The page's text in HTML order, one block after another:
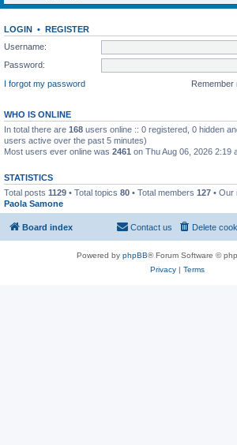
LOGIN • REGISTER
Username:
Password:
I forgot my password
Remember
WHO IS ONLINE
In total there are 168 users online :: 0 registered, 0 hidden
users active over the past 5 minutes)
Most users ever online was 2461 on Thu Aug 06, 2026 2:19
STATISTICS
Total posts 1129 • Total topics 80 • Total members 127 • Our
Paola Samone
Board index Delete
Contact us
Powered by phpBB® Forum Software ©
Privacy| Terms